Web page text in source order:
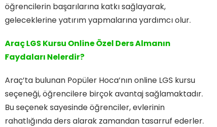
öğrencilerin başarılarına katkı sağlayarak,
geleceklerine yatırım yapmalarına yardımcı olur.
Araç LGS Kursu Online Özel Ders Almanın
Faydaları Nelerdir?
Araç’ta bulunan Popüler Hoca’nın online LGS kursu
seçeneği, öğrencilere birçok avantaj sağlamaktadır.
Bu seçenek sayesinde öğrenciler, evlerinin
rahatlığında ders alarak zamandan tasarruf ederler.